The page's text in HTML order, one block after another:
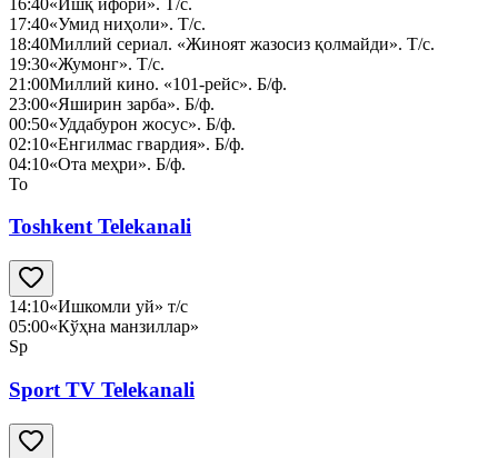
17:40«Умид ниҳоли». Т/с.
18:40Миллий сериал. «Жиноят жазосиз қолмайди». Т/с.
19:30«Жумонг». Т/с.
21:00Миллий кино. «101-рейс». Б/ф.
23:00«Яширин зарба». Б/ф.
00:50«Уддабурон жосус». Б/ф.
02:10«Енгилмас гвардия». Б/ф.
04:10«Ота меҳри». Б/ф.
To
Toshkent Telekanali
14:10«Ишкомли уй» т/с
05:00«Кўҳна манзиллар»
Sp
Sport TV Telekanali